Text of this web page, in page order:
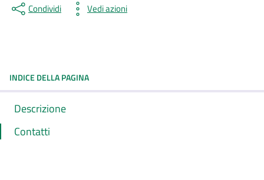
Condividi Vedi azioni
INDICE DELLA PAGINA
Descrizione
Contatti